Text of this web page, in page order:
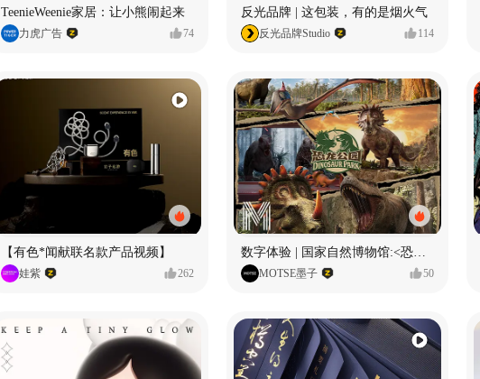
TeenieWeenie家居：让小熊闹起来
力虎广告 74
反光品牌 | 这包装，有的是烟火气
反光品牌Studio 114
【有色*闻献联名款产品视频】
娃紫 262
数字体验 | 国家自然博物馆:<恐龙公园>沉浸特展
MOTSE墨子 50